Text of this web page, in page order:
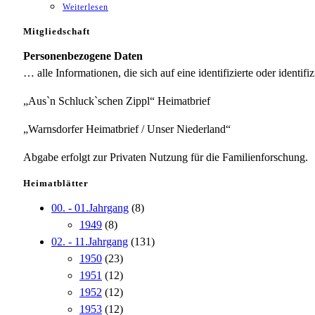
Weiterlesen
Mitgliedschaft
Personenbezogene Daten
… alle Informationen, die sich auf eine identifizierte oder
„Aus`n Schluck`schen Zippl“ Heimatbrief
„Warnsdorfer Heimatbrief / Unser Niederland“
Abgabe erfolgt zur Privaten Nutzung für die Familienforschung.
Heimatblätter
00. - 01.Jahrgang (8)
1949 (8)
02. - 11.Jahrgang (131)
1950 (23)
1951 (12)
1952 (12)
1953 (12)